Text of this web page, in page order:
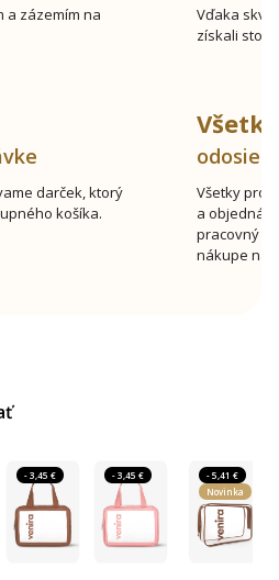
a zázemím na
Vďaka
získali
darček, ktorý
košíka.
Všetky
a
pracovný
nákupe nad
- 3,45 € - 3,45 €
Novinka
- 5,41 €